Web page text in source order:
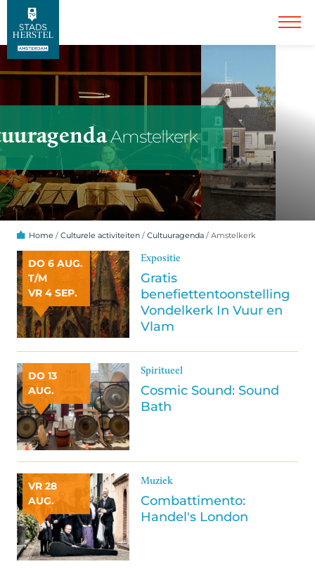
Amstelkerk
Home /Culturele activiteiten /Cultuuragenda /Amstelkerk
DO 6 AUG.
T/M
VR 4 SEP.
Expositie
Gratis
benefiettentoonstelling
Vondelkerk In Vuur en
Vlam
DO 13
AUG.
Spiritueel
Cosmic Sound: Sound
Bath
VR 28
AUG.
Muziek
Combattimento:
Handel's London